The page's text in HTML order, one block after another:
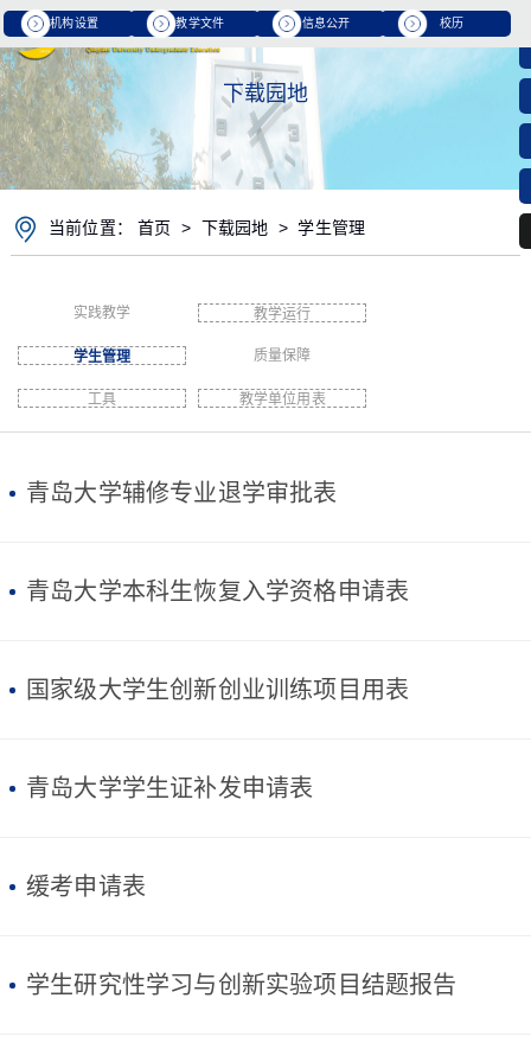
机构设置 教学文件 信息公开 校历
下载园地
当前位置：首页 > 下载园地 >学生管理
实践教学 教学运行
学生管理 质量保障
工具 教学单位用表
青岛大学辅修专业退学审批表
青岛大学本科生恢复入学资格申请表
国家级大学生创新创业训练项目用表
青岛大学学生证补发申请表
缓考申请表
学生研究性学习与创新实验项目结题报告